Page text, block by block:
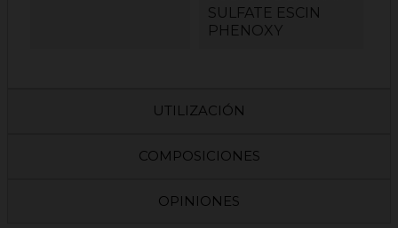
SULFATE ESCIN
PHENOXY
UTILIZACIÓN
COMPOSICIONES
OPINIONES